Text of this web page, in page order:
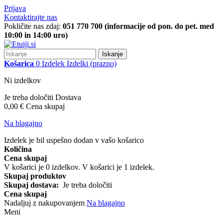
Prijava
Kontaktirajte nas
Pokličite nas zdaj: 051 770 700 (informacije od pon. do pet. med
10:00 in 14:00 uro)
Iskanje
Košarica 0 Izdelek Izdelki (prazno)
Ni izdelkov
Je treba določiti Dostava
0,00 € Cena skupaj
Na blagajno
Izdelek je bil uspešno dodan v vašo košarico
Količina
Cena skupaj
V košarici je 0 izdelkov. V košarici je 1 izdelek.
Skupaj produktov
Skupaj dostava: Je treba določiti
Cena skupaj
Nadaljuj z nakupovanjem Na blagajno
Meni